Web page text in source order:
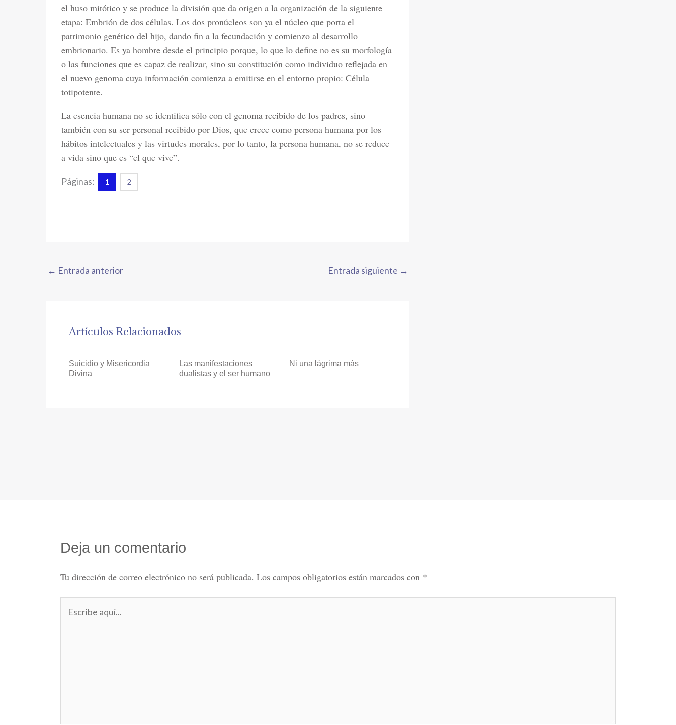
el huso mitótico y se produce la división que da origen a la organización de la siguiente
etapa: Embrión de dos células. Los dos pronúcleos son ya el núcleo que porta el
patrimonio genético del hijo, dando fin a la fecundación y comienzo al desarrollo
embrionario. Es ya hombre desde el principio porque, lo que lo define no es su morfología
o las funciones que es capaz de realizar, sino su constitución como individuo reflejada en
el nuevo genoma cuya información comienza a emitirse en el entorno propio: Célula
totipotente.
La esencia humana no se identifica sólo con el genoma recibido de los padres, sino
también con su ser personal recibido por Dios, que crece como persona humana por los
hábitos intelectuales y las virtudes morales, por lo tanto, la persona humana, no se reduce
a vida sino que es “el que vive”.
Páginas: 1 2
← Entrada anterior Entrada siguiente →
Artículos Relacionados
Suicidio y Misericordia
Divina
Las manifestaciones
dualistas y el ser humano
Ni una lágrima más
Deja un comentario
Tu dirección de correo electrónico no será publicada. Los campos obligatorios están marcados con *
aquí...